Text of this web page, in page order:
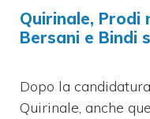
Quirinale, Prodi
Bersani e Bindi
Dopo la
Quirinale, anche